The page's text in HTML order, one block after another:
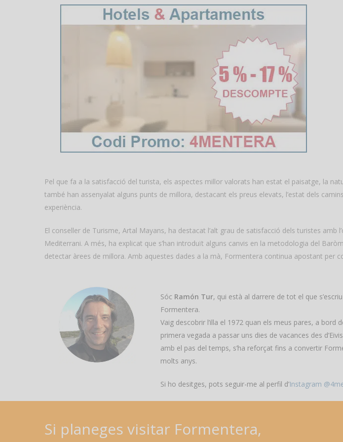
Pel que fa a la satisfacció del turista, els aspectes millor valorats han estat el paisatge, la
també han assenyalat alguns punts de millora, destacant els preus elevats, l’estat dels
experiència.
El conseller de Turisme, Artal Mayans, ha destacat l’alt grau de satisfacció dels turistes
Mediterrani. A més, ha explicat que s’han introduït alguns canvis en la metodologia del
detectar àrees de millora. Amb aquestes dades a la mà, Formentera continua apostant per
Sóc Ramón Tur, qui està al darrere de tot el que
Formentera.
Vaig descobrir l’illa el 1972 quan els meus pares, a
primera vegada a passar uns dies de vacances des
amb el pas del temps, s’ha reforçat fins a convertir
molts anys.
Si ho desitges, pots seguir-me al perfil d’Instagram
Si planeges visitar Formentera,